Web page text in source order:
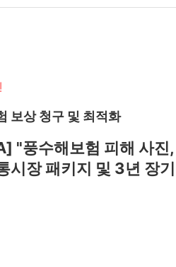
보상 청구 및 최적화
"풍수해보험 피해 사진
시장 패키지 및 3년 장